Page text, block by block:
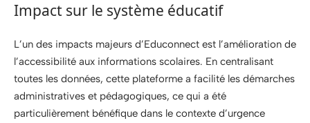
Impact sur le système éducatif
L’un des impacts majeurs d’Educonnect est l’amélioration de
l’accessibilité aux informations scolaires. En centralisant
toutes les données, cette plateforme a facilité les démarches
administratives et pédagogiques, ce qui a été
particulièrement bénéfique dans le contexte d’urgence